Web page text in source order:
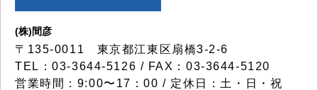
(株)間彦
〒135-0011 東京都江東区扇橋3-2-6
TEL：03-3644-5126 / FAX：03-3644-5120
営業時間：9:00〜17：00 / 定休日：土・日・祝